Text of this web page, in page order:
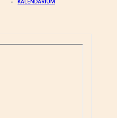
KALENDARIUM